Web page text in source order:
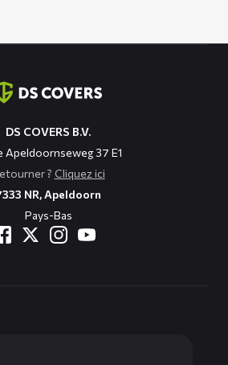
DS COVERS B.V.
Apeldoornseweg 37 E1
? Cliquez ici
NR, Apeldoorn
Pays-Bas